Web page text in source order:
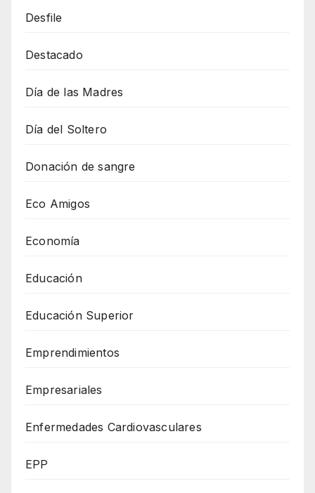
Desfile
Destacado
Día de las Madres
Día del Soltero
Donación de sangre
Eco Amigos
Economía
Educación
Educación Superior
Emprendimientos
Empresariales
Enfermedades Cardiovasculares
EPP